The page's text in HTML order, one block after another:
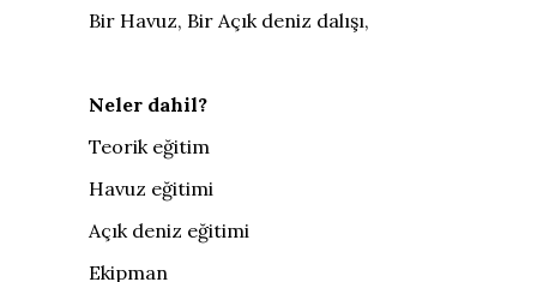
Bir Havuz, Bir Açık deniz dalışı,
Neler dahil?
Teorik eğitim
Havuz eğitimi
Açık deniz eğitimi
Ekipman